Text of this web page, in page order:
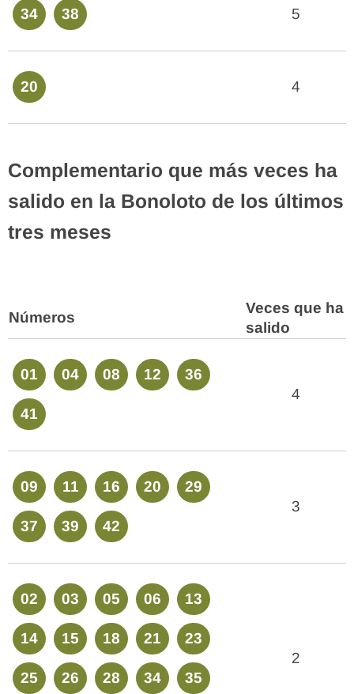
34 38 5
20 4
Complementario que más veces ha
salido en la Bonoloto de los últimos
tres meses
Números
Veces que ha
salido
01 04 08 12 36
41
4
09 11 16 20 29
37 39 42
3
02 03 05 06 13
14 15 18 21 23
25 26 28 34 35
2